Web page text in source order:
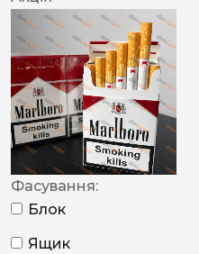
Фасування:
Блок
Ящик